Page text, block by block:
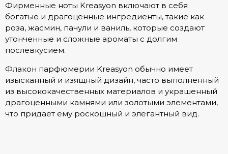
Фирменные ноты Kreasyon включают в себя
богатые и драгоценные ингредиенты, такие как
роза, жасмин, пачули и ваниль, которые создают
утонченные и сложные ароматы с долгим
послевкусием.
Флакон парфюмерии Kreasyon обычно имеет
изысканный и изящный дизайн, часто выполненный
из высококачественных материалов и украшенный
драгоценными камнями или золотыми элементами,
что придает ему роскошный и элегантный вид.